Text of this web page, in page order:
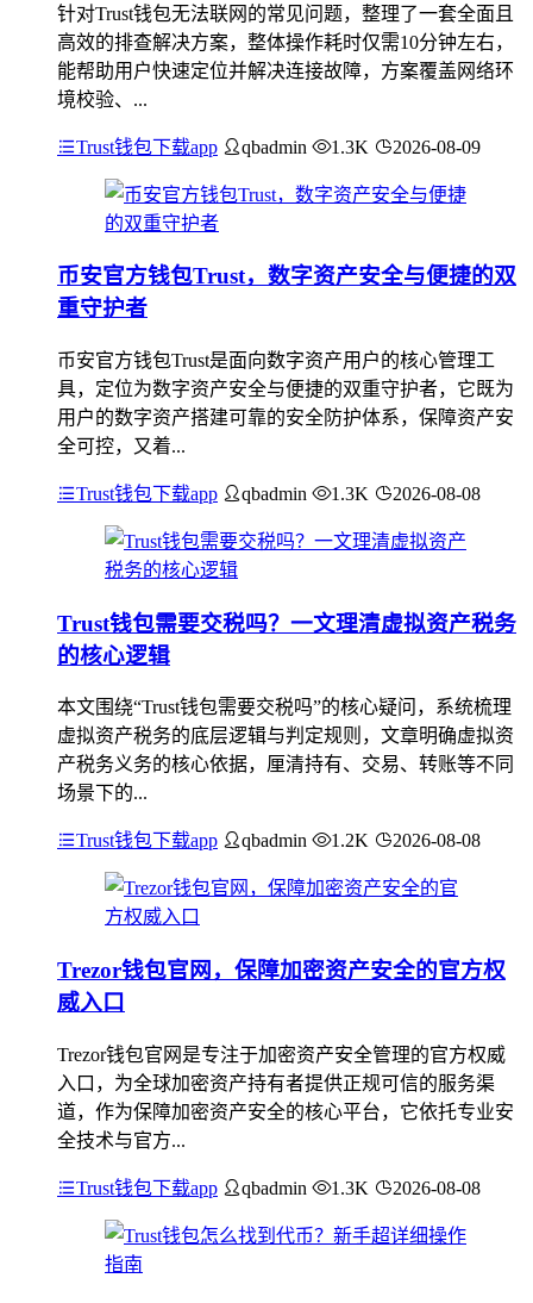
针对Trust钱包无法联网的常见问题，整理了一套全面且
高效的排查解决方案，整体操作耗时仅需10分钟左右，
能帮助用户快速定位并解决连接故障，方案覆盖网络环
境校验、...
Trust钱包下载app qbadmin 1.3K 2026-08-09
币安官方钱包Trust，数字资产安全与便捷的双
重守护者
币安官方钱包Trust是面向数字资产用户的核心管理工
具，定位为数字资产安全与便捷的双重守护者，它既为
用户的数字资产搭建可靠的安全防护体系，保障资产安
全可控，又着...
Trust钱包下载app qbadmin 1.3K 2026-08-08
Trust钱包需要交税吗？一文理清虚拟资产税务
的核心逻辑
本文围绕“Trust钱包需要交税吗”的核心疑问，系统梳理
虚拟资产税务的底层逻辑与判定规则，文章明确虚拟资
产税务义务的核心依据，厘清持有、交易、转账等不同
场景下的...
Trust钱包下载app qbadmin 1.2K 2026-08-08
Trezor钱包官网，保障加密资产安全的官方权
威入口
Trezor钱包官网是专注于加密资产安全管理的官方权威
入口，为全球加密资产持有者提供正规可信的服务渠
道，作为保障加密资产安全的核心平台，它依托专业安
全技术与官方...
Trust钱包下载app qbadmin 1.3K 2026-08-08